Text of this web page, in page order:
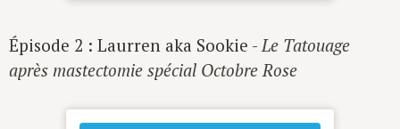
Épisode 2 : Laurren aka Sookie - Le Tatouage
après mastectomie spécial Octobre Rose